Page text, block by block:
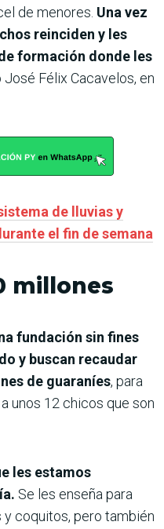
de menores. Una vez
reinciden y les
formación donde les
José Félix Cacavelos, en
de lluvias y
el fin de semana
millones
fundación sin fines
y buscan recaudar
de guaraníes, para
unos 12 chicos que son
les estamos
Se les enseña para
y coquitos, pero también